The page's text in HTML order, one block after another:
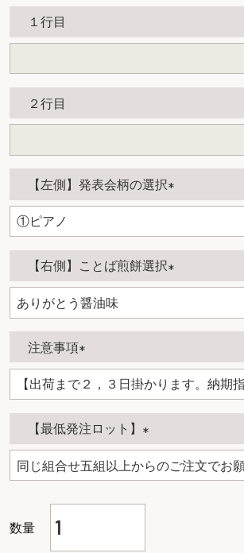
須
１行目
２行目
【左側】発表会柄の選択
(
須
)
【右側】ことば煎餅選択
(
須
注意事項
(
須
)
【最低発注ロット】
(
必